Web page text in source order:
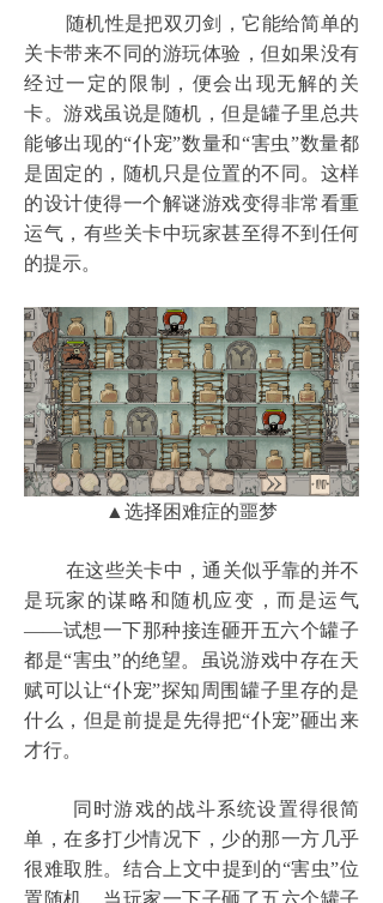
随机性是把双刃剑，它能给简单的
关卡带来不同的游玩体验，但如果没有
经过一定的限制，便会出现无解的关
卡。游戏虽说是随机，但是罐子里总共
能够出现的“仆宠”数量和“害虫”数量都
是固定的，随机只是位置的不同。这样
的设计使得一个解谜游戏变得非常看重
运气，有些关卡中玩家甚至得不到任何
的提示。
▲选择困难症的噩梦
在这些关卡中，通关似乎靠的并不
是玩家的谋略和随机应变，而是运气
——试想一下那种接连砸开五六个罐子
都是“害虫”的绝望。虽说游戏中存在天
赋可以让“仆宠”探知周围罐子里存的是
什么，但是前提是先得把“仆宠”砸出来
才行。
同时游戏的战斗系统设置得很简
单，在多打少情况下，少的那一方几乎
很难取胜。结合上文中提到的“害虫”位
置随机，当玩家一下子砸了五六个罐子